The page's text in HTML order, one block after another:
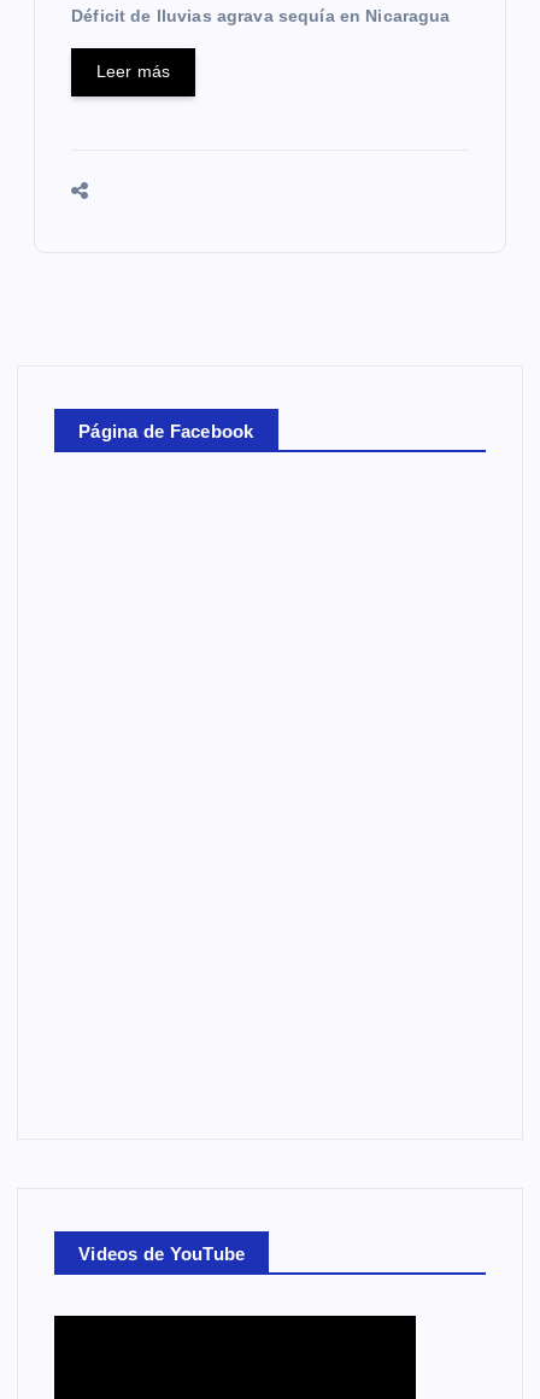
Déficit de lluvias agrava sequía en Nicaragua
Leer más
Página de Facebook
Videos de YouTube